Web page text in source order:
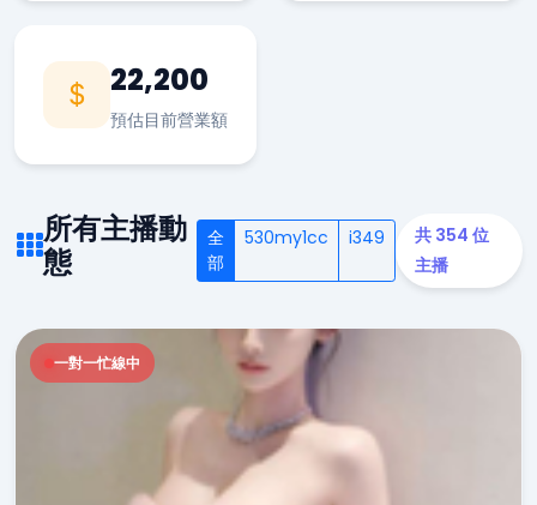
22,200
預估目前營業額
所有主播動
態
全
部
530my1cc i349
共 354 位
主播
一對一忙線中